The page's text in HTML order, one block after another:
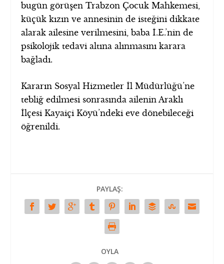
bugün görüşen Trabzon Çocuk Mahkemesi,
küçük kızın ve annesinin de isteğini dikkate
alarak ailesine verilmesini, baba İ.E.’nin de
psikolojik tedavi altına alınmasını karara
bağladı.
Kararın Sosyal Hizmetler İl Müdürlüğü’ne
tebliğ edilmesi sonrasında ailenin Araklı
İlçesi Kayaiçi Köyü’ndeki eve dönebileceği
öğrenildi.
PAYLAŞ:
OYLA